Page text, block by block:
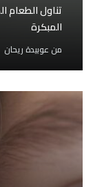
تناول الطعام
المبكرة
من عوبيدة ريحان